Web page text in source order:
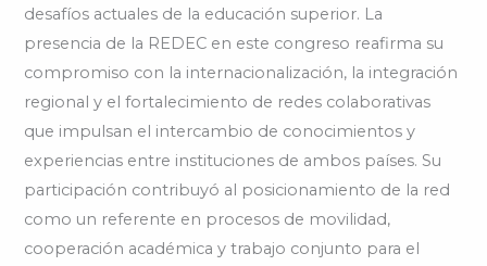
desafíos actuales de la educación superior. La
presencia de la REDEC en este congreso reafirma su
compromiso con la internacionalización, la integración
regional y el fortalecimiento de redes colaborativas
que impulsan el intercambio de conocimientos y
experiencias entre instituciones de ambos países. Su
participación contribuyó al posicionamiento de la red
como un referente en procesos de movilidad,
cooperación académica y trabajo conjunto para el